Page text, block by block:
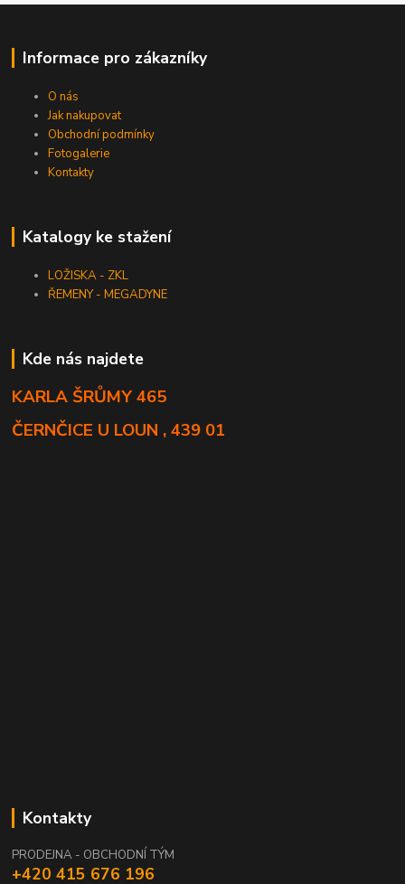
Informace pro zákazníky
O nás
Jak nakupovat
Obchodní podmínky
Fotogalerie
Kontakty
Katalogy ke stažení
LOŽISKA - ZKL
ŘEMENY - MEGADYNE
Kde nás najdete
KARLA ŠRŮMY 465
ČERNČICE U LOUN , 439 01
Kontakty
PRODEJNA - OBCHODNÍ TÝM
+420 415 676 196